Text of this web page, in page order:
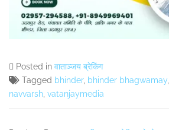
Posted in वाताञ्जय ब्रेकिंग
Tagged bhinder, bhinder bhagwamay,
navvarsh, vatanjaymedia